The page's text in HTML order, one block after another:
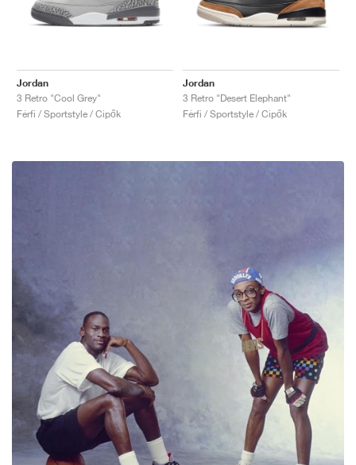
Jordan
3 Retro "Cool Grey"
Férfi / Sportstyle / Cipők
Jordan
3 Retro "Desert Elephant"
Férfi / Sportstyle / Cipők